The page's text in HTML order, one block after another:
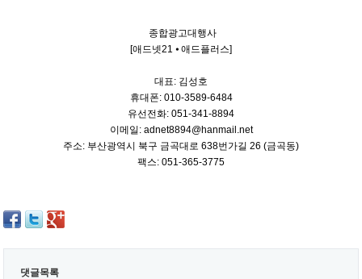
종합광고대행사
[애드넷21 ⦁ 애드플러스]
대표: 김성호
휴대폰: 010-3589-6484
유선전화: 051-341-8894
이메일: adnet8894@hanmail.net
주소: 부산광역시 북구 금곡대로 638번가길 26 (금곡동)
팩스: 051-365-3775
댓글목록